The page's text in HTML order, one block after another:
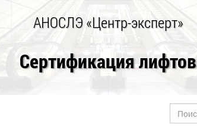
АНОСЛЭ «Центр-эксперт»
Сертификация лифтов